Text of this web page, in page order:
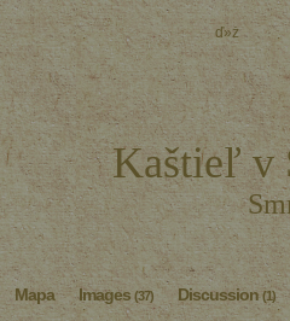
ď»ż
Kaštieľ v
Mapa Images (37) Discussion (1)